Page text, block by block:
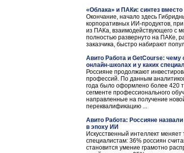
«Облака» и ПАКи: синтез вместо
Окончание, начало здесь
корпоративных ИИ-продуктов,
из ПАКа, взаимодействующего с
полностью развернуто на ПАКе,
заказчика, быстро набирают
Авито Работа и GetCourse: чему
онлайн-школах и у каких
Россияне продолжают
профессий. По данным
года было оформлено более 420
сегменте профессионального
направленные на получение
переквалификацию ...
Авито Работа: Россияне
в эпоху ИИ
Искусственный интеллект
специалистам: 36% россиян
становится умение грамотно